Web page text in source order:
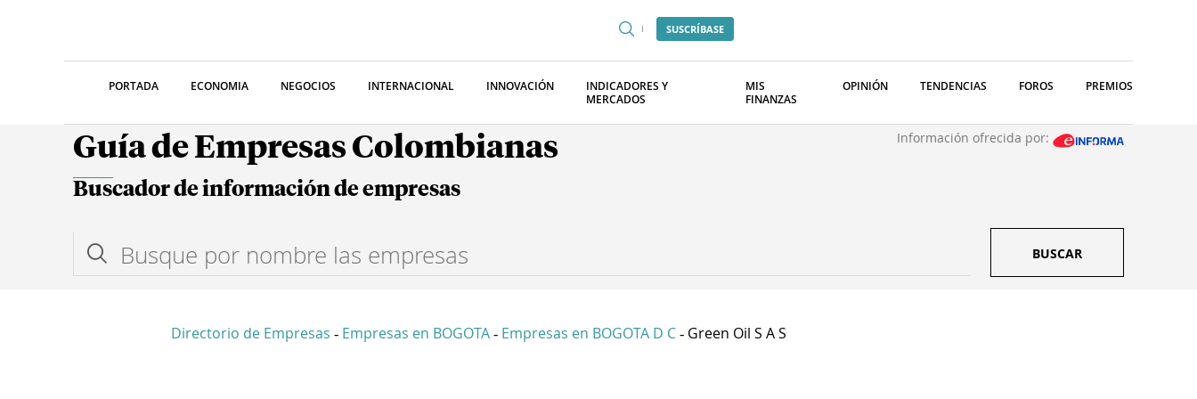
SUSCRÍBASE
PORTADA ECONOMIA NEGOCIOS INTERNACIONAL INNOVACIÓN
INDICADORES Y
MERCADOS
MIS
FINANZAS
OPINIÓN TENDENCIAS FOROS PREMIOS
Guía de Empresas Colombianas Información ofrecida por:
Buscador de información de empresas
BUSCAR
Directorio de Empresas - Empresas en BOGOTA - Empresas en BOGOTA D C - Green Oil S A S